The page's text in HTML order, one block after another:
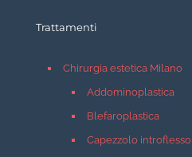
Trattamenti
Chirurgia estetica Milano
Addominoplastica
Blefaroplastica
Capezzolo introflesso